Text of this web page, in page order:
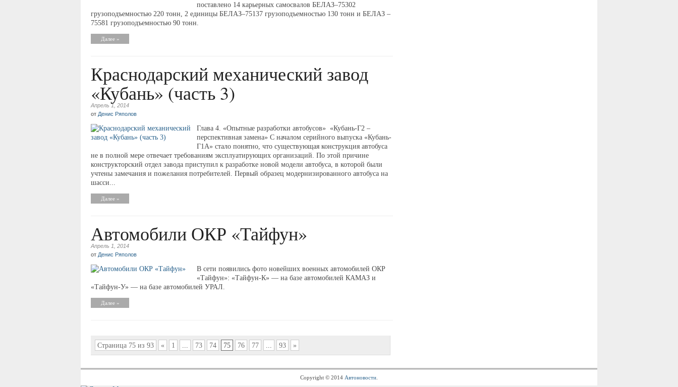
поставлено 14 карьерных самосвалов БЕЛАЗ–75302
грузоподъемностью 220 тонн, 2 единицы БЕЛАЗ–75137 грузоподъемностью 130 тонн и БЕЛАЗ –
75581 грузоподъемностью 90 тонн.
Далее »
Краснодарский механический завод
«Кубань» (часть 3)
Апрель 1, 2014
от Денис Ряполов
Глава 4. «Опытные разработки автобусов» «Кубань-Г2 –
перспективная замена» С началом серийного выпуска «Кубань-
Г1А» стало понятно, что существующая конструкция автобуса
не в полной мере отвечает требованиям эксплуатирующих организаций. По этой причине
конструкторский отдел завода приступил к разработке новой модели автобуса, в которой были
учтены замечания и пожелания потребителей. Первый образец модернизированного автобуса на
шасси...
Далее »
Автомобили ОКР «Тайфун»
Апрель 1, 2014
от Денис Ряполов
В сети появились фото новейших военных автомобилей ОКР
«Тайфун»: «Тайфун-К» — на базе автомобилей КАМАЗ и
«Тайфун-У» — на базе автомобилей УРАЛ.
Далее »
Страница 75 из 93 « 1 73 74 75 76 77 93 »
Copyright © 2014 Автоновости